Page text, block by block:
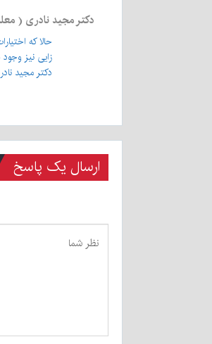
دکتر مجید نادری (
حالا که
زایی نیز
دکتر مجید
ارسال یک پاسخ